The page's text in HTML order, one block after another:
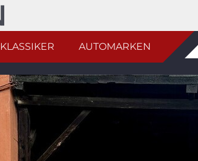
KLASSIKER AUTOMARKEN